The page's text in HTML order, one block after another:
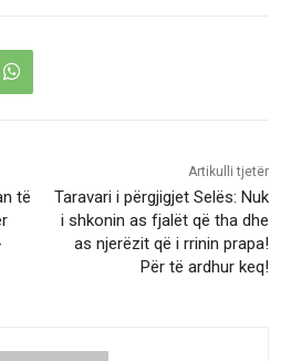
të
Artikulli tjetër
Taravari i përgjigjet Selës: Nuk
i shkonin as fjalët që tha dhe
as njerëzit që i rrinin prapa!
Për të ardhur keq!